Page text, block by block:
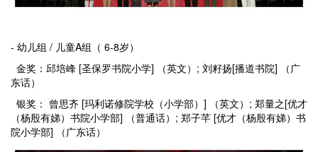
- 幼儿组 / 儿童A组（ 6-8岁）
金奖：邱培峰 [圣保罗书院小学] （英文）; 刘籽扬[播道书院] （广
东话）
银奖： 曾思齐 [玛利诺修院学校（小学部）] （英文）; 郑量之[优才
（杨殷有娣）书院小学部] （普通话）; 郑子芊 [优才（杨殷有娣）书
院小学部] （广东话）